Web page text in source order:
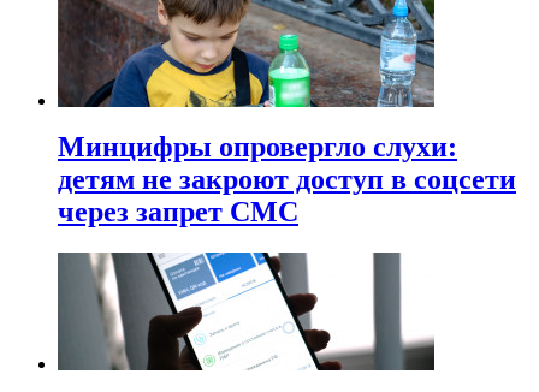
Минцифры опровергло слухи:
детям не закроют доступ в соцсети
через запрет СМС